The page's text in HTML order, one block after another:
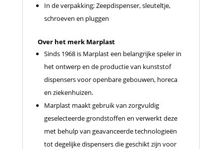
In de verpakking; Zeepdispenser, sleuteltje,
schroeven en pluggen
Over het merk Marplast
Sinds 1968 is Marplast een belangrijke speler in
het ontwerp en de productie van kunststof
dispensers voor openbare gebouwen, horeca
en ziekenhuizen.
Marplast maakt gebruik van zorgvuldig
geselecteerde grondstoffen en verwerkt deze
met behulp van geavanceerde technologieën
tot degelijke dispensers die geschikt zijn voor